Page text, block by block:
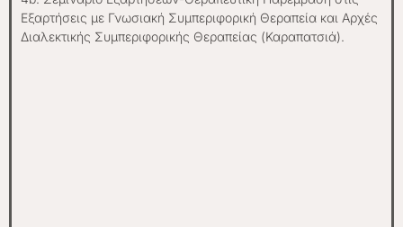
Εξαρτήσεις με Γνωσιακή Συμπεριφορική Θεραπεία και Αρχές
Διαλεκτικής Συμπεριφορικής Θεραπείας (Καραπατσιά).